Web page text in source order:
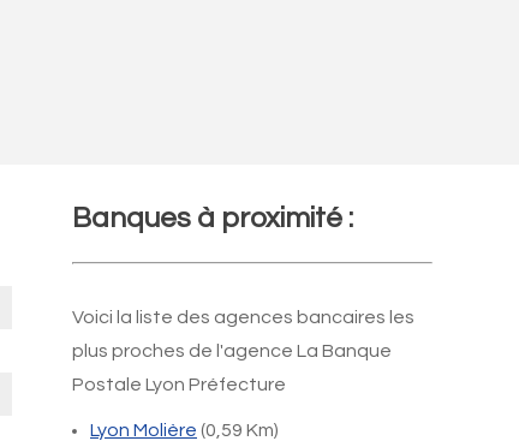
Banques à proximité :
Voici la liste des agences bancaires les
plus proches de l'agence La Banque
Postale Lyon Préfecture
Lyon Molière (0,59 Km)